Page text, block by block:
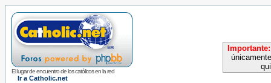
El lugar de encuentro de los católicos en la red
Ir a Catholic.net
Importante: